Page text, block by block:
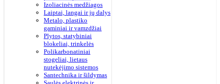
Izoliacinės medžiagos
Laiptai, langai ir jų dalys
Metalo, plastiko
gaminiai ir vamzdžiai
Plytos, statybiniai
blokeliai, trinkelės
Polikarbonatiniai
stogeliai, lietaus
nutekėjimo sistemos
Santechnika ir šildymas